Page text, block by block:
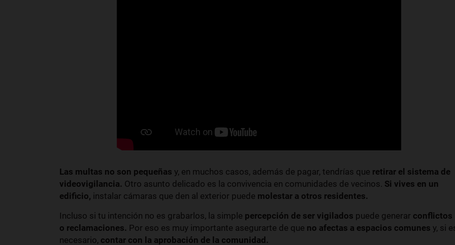
Las multas no son pequeñas y, en muchos casos, además de pagar, tendrías que retirar el sistema de
videovigilancia. Otro asunto delicado es la convivencia en comunidades de vecinos. Si vives en un
edificio, instalar cámaras que den al exterior puede molestar a otros residentes.
Incluso si tu intención no es grabarlos, la simple percepción de ser vigilados puede generar conflictos
o reclamaciones. Por eso es muy importante asegurarte de que no afectas a espacios comunes y, si
necesario, contar con la aprobación de la comunidad.